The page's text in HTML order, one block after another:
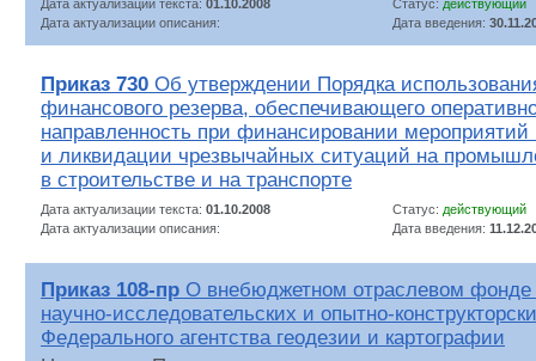
Дата актуализации текста: 01.10.2008 Статус: действующий
Дата актуализации описания:
Дата введения:
Приказ 730 Об утверждении Порядка
финансового резерва, обеспечивающего
направленность при финансировании
и ликвидации чрезвычайных ситуаций на
в строительстве и на транспорте
Дата актуализации текста: 01.10.2008 Статус: действующий
Дата актуализации описания:
Дата введения:
Приказ 108-пр О внебюджетном отраслевом
научно-исследовательских и опытно-
Федерального агентства геодезии и картографии